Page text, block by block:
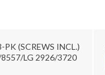
(SCREWS INCL.)
LG 2926/3720